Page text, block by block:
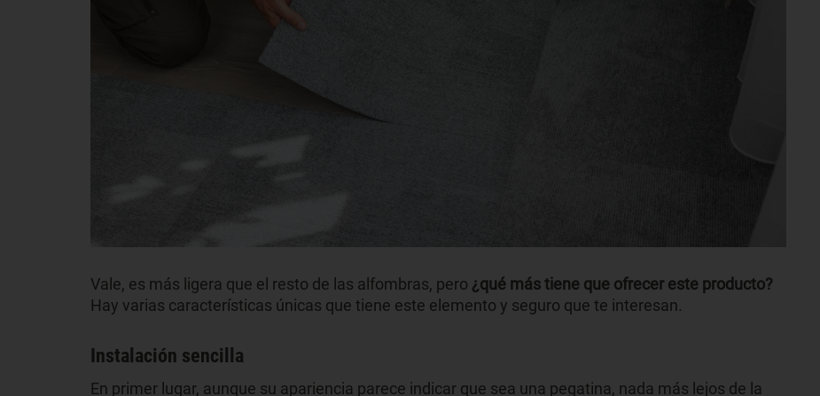
Vale, es más ligera que el resto de las alfombras, pero ¿qué más tiene que ofrecer este producto?
Hay varias características únicas que tiene este elemento y seguro que te interesan.
Instalación sencilla
En primer lugar, aunque su apariencia parece indicar que sea una pegatina, nada más lejos de la